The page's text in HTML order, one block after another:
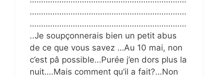
……………………………………………………………
……………………………………………………………
..Je soupçonnerais bien un petit abus
de ce que vous savez …Au 10 mai, non
c’est pâ possible…Purée j’en dors plus la
nuit….Mais comment qu’il a fait?…Non